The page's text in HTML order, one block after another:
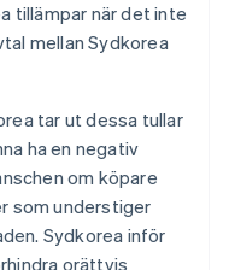
tillämpar när det inte
mellan Sydkorea
tar ut dessa tullar
ha en negativ
om köpare
som understiger
Sydkorea inför
orättvis